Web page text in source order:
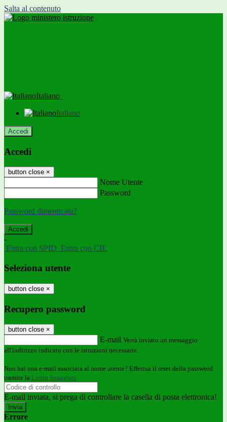
Salta al contenuto
Italiano
Italiano
Accedi
Accedi
button close ×
Nome Utente
Password
Password dimenticata?
-
Entra con SPID Entra con CIE
Seleziona utente
button close ×
Recupero password
button close ×
E-mail Verrà inviato un messaggio
all'indirizzo indicato con le istruzioni necessarie.
Non hai una e-mail associata al nome utente? Effettua il reset della password
tramite la Login Spaggiari
E-mail inviata, si prega di controllare la casella di posta elettronica!
Errore